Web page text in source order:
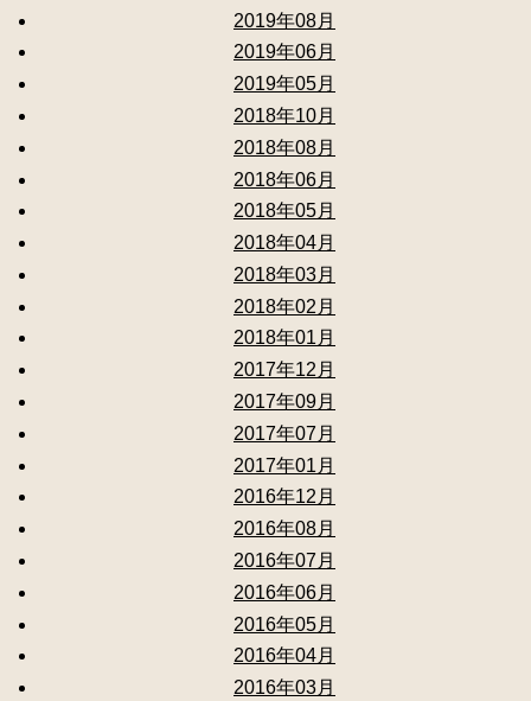
2019年08月
2019年06月
2019年05月
2018年10月
2018年08月
2018年06月
2018年05月
2018年04月
2018年03月
2018年02月
2018年01月
2017年12月
2017年09月
2017年07月
2017年01月
2016年12月
2016年08月
2016年07月
2016年06月
2016年05月
2016年04月
2016年03月